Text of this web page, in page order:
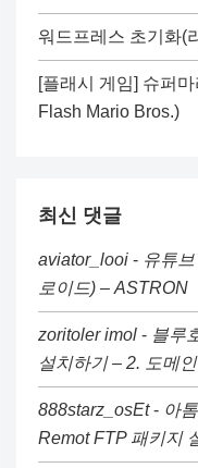
워드프레스 초기화(
[플래시 게임] 슈퍼
Flash Mario Bros.)
최신 댓글
aviator_looi - 유튜
로이드) – ASTRON
zoritoler imol - 블루
설치하기 – 2. 도메
888starz_osEt- 아
Remot FTP 패키지